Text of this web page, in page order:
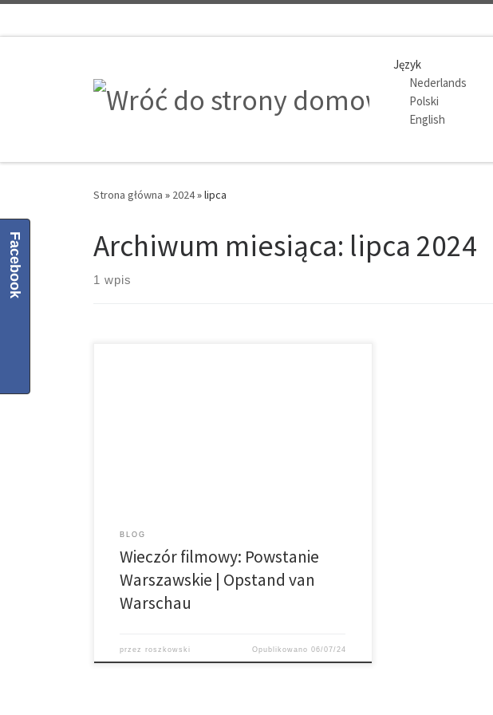
Język
Nederlands
Polski
English
Strona główna » 2024»lipca
Archiwum miesiąca: lipca 2024
1 wpis
BLOG
Wieczór filmowy: Powstanie
Warszawskie | Opstand van
Warschau
przezroszkowski Opublikowano 06/07/24
Facebook